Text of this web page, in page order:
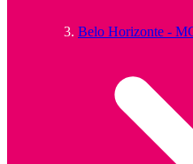
Belo Horizonte -